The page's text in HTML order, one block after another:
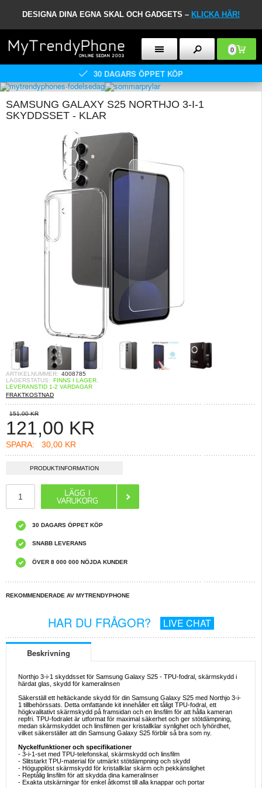
DESIGNA DINA EGNA SKAL OCH GADGETS – KLICKA HÄR!
0
30 DAGARS ÖPPET KÖP
SAMSUNG GALAXY S25 NORTHJO 3-I-1
SKYDDSSET - KLAR
ARTIKELNUMMER: 4008785
LAGERSTATUS: FINNS I LAGER.
LEVERANSTID 1-2 VARDAGAR
FRAKTKOSTNAD
151,00 KR
121,00 KR
SPARA: 30,00 KR
PRODUKTINFORMATION
30 DAGARS ÖPPET KÖP
SNABB LEVERANS
ÖVER 8 000 000 NÖJDA KUNDER
REKOMMENDERADE AV MYTRENDYPHONE
HAR DU FRÅGOR? LIVE CHAT
Beskrivning
Northjo 3-i-1 skyddsset för Samsung Galaxy S25 - TPU-fodral, skärmskydd i
härdat glas, skydd för kameralinsen
Säkerställ ett heltäckande skydd för din Samsung Galaxy S25 med Northjo 3-i-
1 tillbehörssats. Detta omfattande kit innehåller ett tåligt TPU-fodral, ett
högkvalitativt skärmskydd på framsidan och en linsfilm för att hålla kameran
repfri. TPU-fodralet är utformat för maximal säkerhet och ger stötdämpning,
medan skärmskyddet och linsfilmen ger kristallklar synlighet och lyhördhet,
vilket säkerställer att din Samsung Galaxy S25 förblir så bra som ny.
Nyckelfunktioner och specifikationer
- 3-i-1-set med TPU-telefonskal, skärmskydd och linsfilm
- Slitstarkt TPU-material för utmärkt stötdämpning och skydd
- Högupplöst skärmskydd för kristallklar skärm och pekkänslighet
- Reptålig linsfilm för att skydda dina kameralinser
- Exakta utskärningar för enkel åtkomst till alla knappar och portar